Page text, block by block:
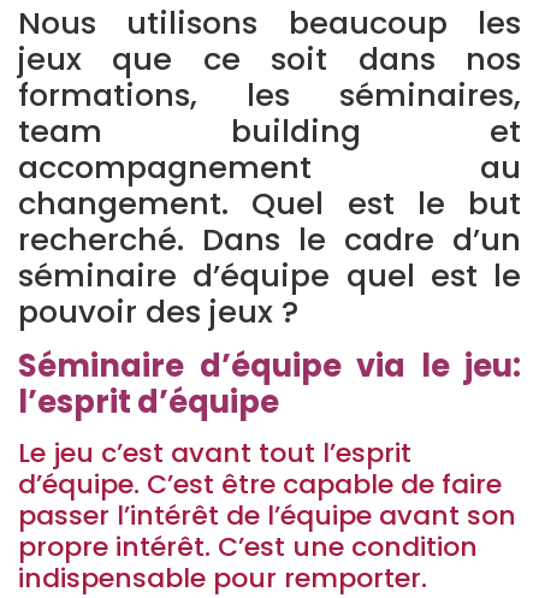
Nous utilisons beaucoup les
jeux que ce soit dans nos
formations, les séminaires,
team building et
accompagnement au
changement. Quel est le but
recherché. Dans le cadre d’un
séminaire d’équipe quel est le
pouvoir des jeux ?
Séminaire d’équipe via le jeu:
l’esprit d’équipe
Le jeu c’est avant tout l’esprit
d’équipe. C’est être capable de faire
passer l’intérêt de l’équipe avant son
propre intérêt. C’est une condition
indispensable pour remporter.